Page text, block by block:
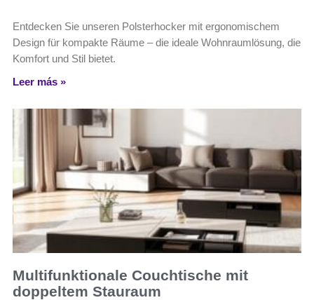
Entdecken Sie unseren Polsterhocker mit ergonomischem
Design für kompakte Räume – die ideale Wohnraumlösung, die
Komfort und Stil bietet.
Leer más »
Multifunktionale Couchtische mit
doppeltem Stauraum